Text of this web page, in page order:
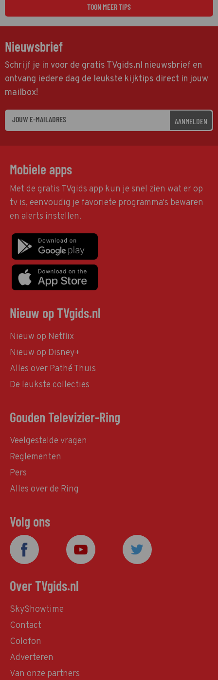
TOON MEER TIPS
Nieuwsbrief
Schrijf je in voor de gratis TVgids.nl nieuwsbrief en
ontvang iedere dag de leukste kijktips direct in jouw
mailbox!
AANMELDEN
Mobiele apps
Met de gratis TVgids app kun je snel zien wat er op
tv is, eenvoudig je favoriete programma's bewaren
en alerts instellen.
Nieuw op TVgids.nl
Nieuw op Netflix
Nieuw op Disney+
Alles over Pathé Thuis
De leukste collecties
Gouden Televizier-Ring
Veelgestelde vragen
Reglementen
Pers
Alles over de Ring
Volg ons
Over TVgids.nl
SkyShowtime
Contact
Colofon
Adverteren
Van onze partners